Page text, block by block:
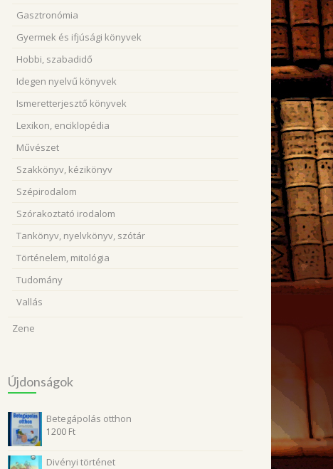
Gasztronómia
Gyermek és ifjúsági könyvek
Hobbi, szabadidő
Idegen nyelvű könyvek
Ismeretterjesztő könyvek
Lexikon, enciklopédia
Művészet
Szakkönyv, kézikönyv
Szépirodalom
Szórakoztató irodalom
Tankönyv, nyelvkönyv, szótár
Történelem, mitológia
Tudomány
Vallás
Zene
Újdonságok
Betegápolás otthon
1200 Ft
Divényi történet